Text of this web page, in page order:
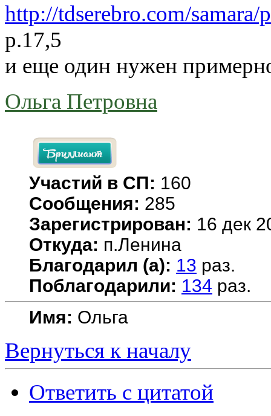
http://tdserebro.com/samara/
р.17,5
и еще один нужен
Ольга Петровна
Участий в СП: 160
Сообщения: 285
Зарегистрирован: 16 дек
Откуда: п.Ленина
Благодарил (а): 13 раз.
Поблагодарили: 134 раз.
Имя: Ольга
Вернуться к началу
Ответить с цитатой